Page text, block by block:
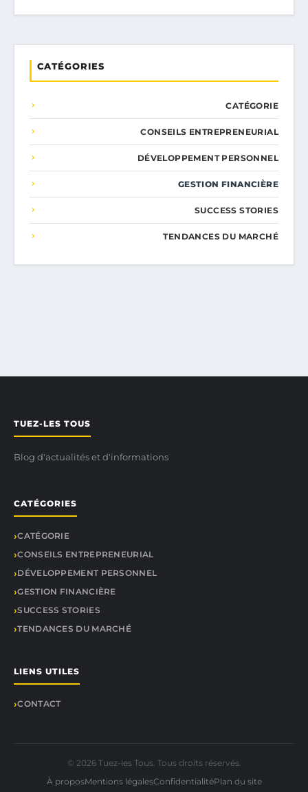
CATÉGORIES
CATÉGORIE
CONSEILS ENTREPRENEURIAL
DÉVELOPPEMENT PERSONNEL
GESTION FINANCIÈRE
SUCCESS STORIES
TENDANCES DU MARCHÉ
TUEZ-LES TOUS
Blog d'actualités et d'informations
CATÉGORIES
CATÉGORIE
CONSEILS ENTREPRENEURIAL
DÉVELOPPEMENT PERSONNEL
GESTION FINANCIÈRE
SUCCESS STORIES
TENDANCES DU MARCHÉ
LIENS UTILES
CONTACT
© 2026 Tuez-les Tous. Tous droits réservés.
À proposMentions légalesConfidentialitéPlan du site